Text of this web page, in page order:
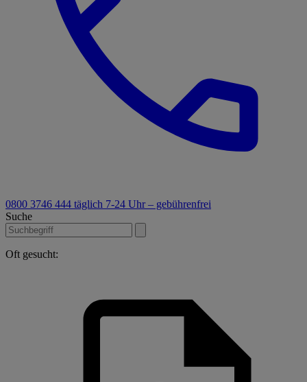
0800 3746 444 täglich 7-24 Uhr – gebührenfrei
Suche
Oft gesucht: